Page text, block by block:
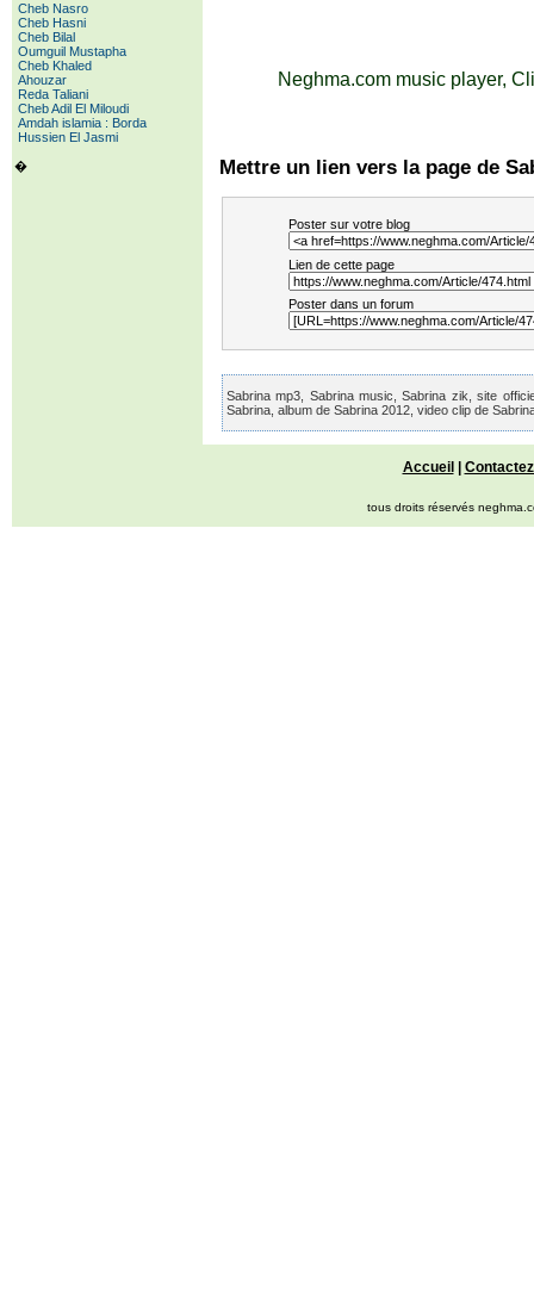
Cheb Nasro
Cheb Hasni
Cheb Bilal
Oumguil Mustapha
Cheb Khaled
Ahouzar
Reda Taliani
Cheb Adil El Miloudi
Amdah islamia : Borda
Hussien El Jasmi
�
Neghma.com music player,
Mettre un lien vers la page de
Poster sur votre blog
Lien de cette page
Poster dans un forum
Sabrina mp3, Sabrina music, Sabrina zik, site
Sabrina, album de Sabrina 2012, video clip de
Accueil|
tous droits réservés